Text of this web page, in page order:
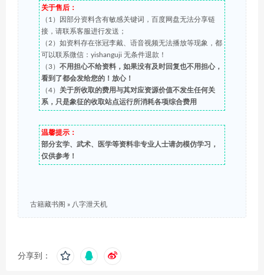
关于售后：
（1）因部分资料含有敏感关键词，百度网盘无法分享链
接，请联系客服进行发送；
（2）如资料存在张冠李戴、语音视频无法播放等现象，都
可以联系微信：yishanguji 无条件退款！
（3） 不用担心不给资料，如果没有及时回复也不用担心，
看到了都会发给您的！放心！
（4） 关于所收取的费用与其对应资源价值不发生任何关
系，只是象征的收取站点运行所消耗各项综合费用
温馨提示：
部分玄学、武术、医学等资料非专业人士请勿模仿学习，
仅供参考！
古籍藏书阁 » 八字泄天机
分享到：